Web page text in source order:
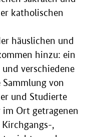
katholischen
häuslichen und
hinzu: ein
verschiedene
von
und Studierte
Ort getragenen
,